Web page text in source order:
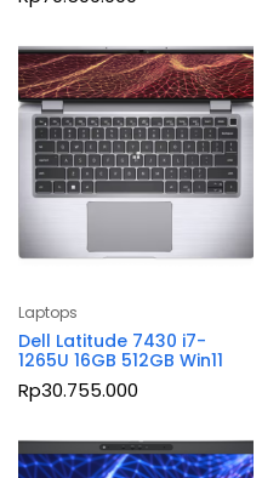
Laptops
Dell Latitude 7430 i7-
1265U 16GB 512GB Win11
Rp30.755.000